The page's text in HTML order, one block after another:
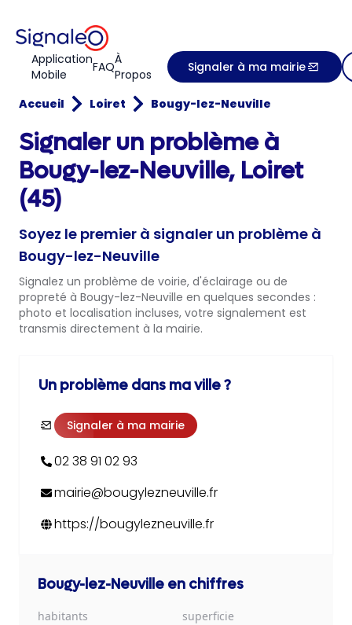
Application
Mobile
FAQÀ
Propos
Signaler à ma mairie
Accueil Loiret Bougy-lez-Neuville
Signaler un problème à
Bougy-lez-Neuville, Loiret
(45)
Soyez le premier à signaler un problème à
Bougy-lez-Neuville
Signalez un problème de voirie, d'éclairage ou de
propreté à Bougy-lez-Neuville en quelques secondes :
photo et localisation incluses, votre signalement est
transmis directement à la mairie.
Un problème dans ma ville ?
Signaler à ma mairie
02 38 91 02 93
mairie@bougylezneuville.fr
https://bougylezneuville.fr
Bougy-lez-Neuville en chiffres
habitants superficie